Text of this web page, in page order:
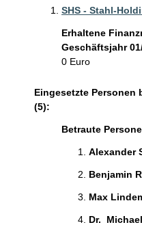
SHS - Stahl-
Erhaltene
Geschäftsjahr
0 Euro
Eingesetzte Personen
(5):
Betraute
Alexander
Benjamin
Max
Dr.